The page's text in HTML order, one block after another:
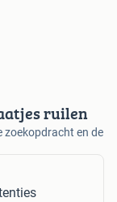
ruilen
zoekopdracht en de